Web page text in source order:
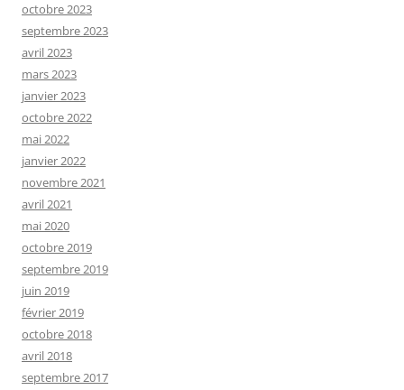
octobre 2023
septembre 2023
avril 2023
mars 2023
janvier 2023
octobre 2022
mai 2022
janvier 2022
novembre 2021
avril 2021
mai 2020
octobre 2019
septembre 2019
juin 2019
février 2019
octobre 2018
avril 2018
septembre 2017